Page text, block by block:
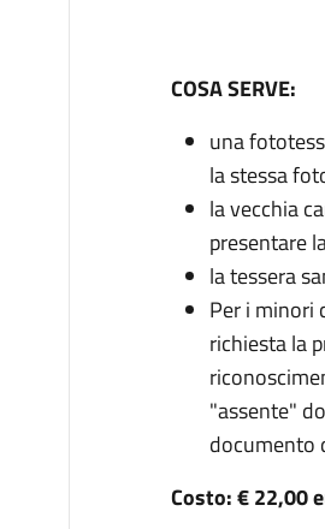
COSA SERVE:
una
la stessa
la vecchia
presentare
la tessera
Per i minori
richiesta la
"assente"
documento
Costo: € 22,00